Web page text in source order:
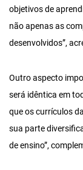
objetivos de
não apenas as
desenvolvidos”,
Outro aspecto
será idêntica em
que os currículos
sua parte
de ensino”,